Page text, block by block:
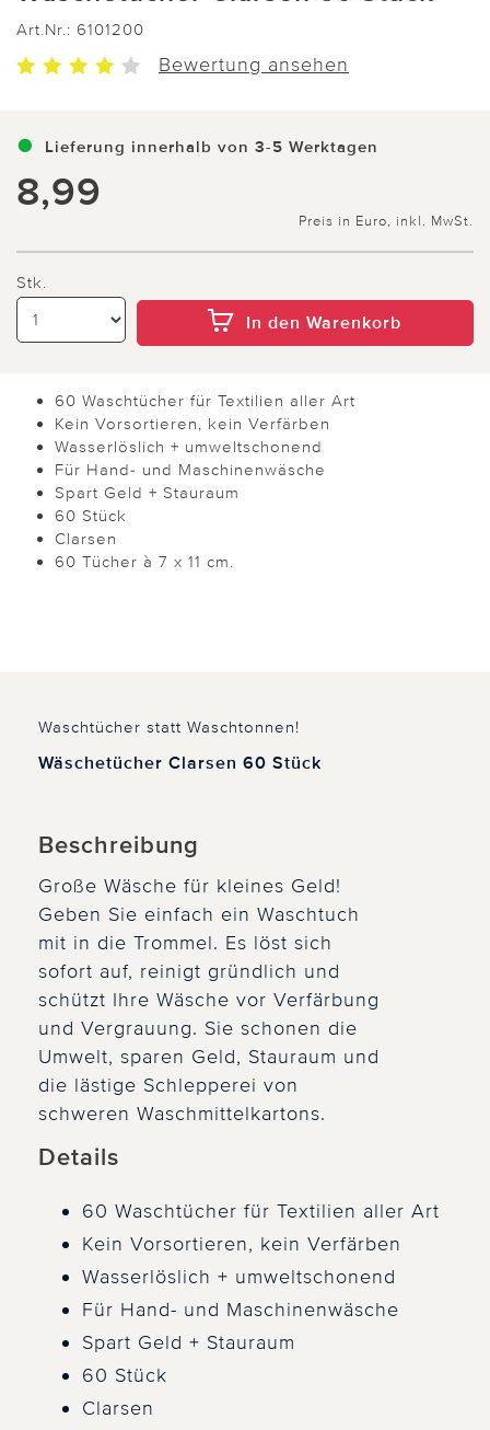
Art.Nr.: 6101200
Bewertung ansehen
Lieferung innerhalb von 3-5 Werktagen
8,99
Preis in Euro, inkl. MwSt.
Stk.
In den Warenkorb
60 Waschtücher für Textilien aller Art
Kein Vorsortieren, kein Verfärben
Wasserlöslich + umweltschonend
Für Hand- und Maschinenwäsche
Spart Geld + Stauraum
60 Stück
Clarsen
60 Tücher à 7 x 11 cm.
Waschtücher statt Waschtonnen!
Wäschetücher Clarsen 60 Stück
Beschreibung
Große Wäsche für kleines Geld!
Geben Sie einfach ein Waschtuch
mit in die Trommel. Es löst sich
sofort auf, reinigt gründlich und
schützt Ihre Wäsche vor Verfärbung
und Vergrauung. Sie schonen die
Umwelt, sparen Geld, Stauraum und
die lästige Schlepperei von
schweren Waschmittelkartons.
Details
60 Waschtücher für Textilien aller Art
Kein Vorsortieren, kein Verfärben
Wasserlöslich + umweltschonend
Für Hand- und Maschinenwäsche
Spart Geld + Stauraum
60 Stück
Clarsen